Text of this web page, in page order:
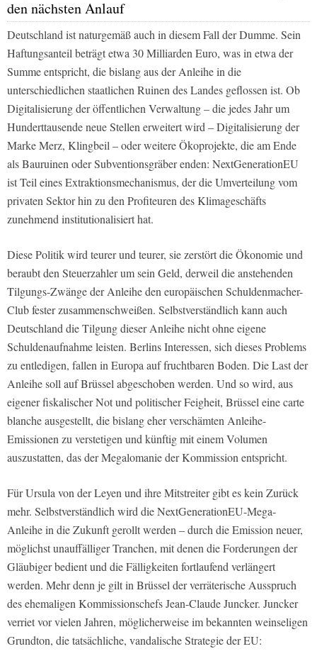
den nächsten Anlauf
Deutschland ist naturgemäß auch in diesem Fall der Dumme. Sein
Haftungsanteil beträgt etwa 30 Milliarden Euro, was in etwa der
Summe entspricht, die bislang aus der Anleihe in die
unterschiedlichen staatlichen Ruinen des Landes geflossen ist. Ob
Digitalisierung der öffentlichen Verwaltung – die jedes Jahr um
Hunderttausende neue Stellen erweitert wird – Digitalisierung der
Marke Merz, Klingbeil – oder weitere Ökoprojekte, die am Ende
als Bauruinen oder Subventionsgräber enden: NextGenerationEU
ist Teil eines Extraktionsmechanismus, der die Umverteilung vom
privaten Sektor hin zu den Profiteuren des Klimageschäfts
zunehmend institutionalisiert hat.
Diese Politik wird teurer und teurer, sie zerstört die Ökonomie und
beraubt den Steuerzahler um sein Geld, derweil die anstehenden
Tilgungs-Zwänge der Anleihe den europäischen Schuldenmacher-
Club fester zusammenschweißen. Selbstverständlich kann auch
Deutschland die Tilgung dieser Anleihe nicht ohne eigene
Schuldenaufnahme leisten. Berlins Interessen, sich dieses Problems
zu entledigen, fallen in Europa auf fruchtbaren Boden. Die Last der
Anleihe soll auf Brüssel abgeschoben werden. Und so wird, aus
eigener fiskalischer Not und politischer Feigheit, Brüssel eine carte
blanche ausgestellt, die bislang eher verschämten Anleihe-
Emissionen zu verstetigen und künftig mit einem Volumen
auszustatten, das der Megalomanie der Kommission entspricht.
Für Ursula von der Leyen und ihre Mitstreiter gibt es kein Zurück
mehr. Selbstverständlich wird die NextGenerationEU-Mega-
Anleihe in die Zukunft gerollt werden – durch die Emission neuer,
möglichst unauffälliger Tranchen, mit denen die Forderungen der
Gläubiger bedient und die Fälligkeiten fortlaufend verlängert
werden. Mehr denn je gilt in Brüssel der verräterische Ausspruch
des ehemaligen Kommissionschefs Jean-Claude Juncker. Juncker
verriet vor vielen Jahren, möglicherweise im bekannten weinseligen
Grundton, die tatsächliche, vandalische Strategie der EU: